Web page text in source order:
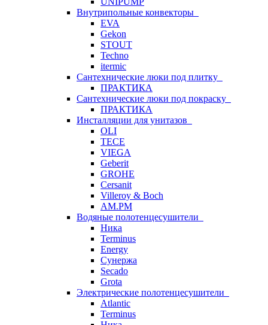
Внутрипольные конвекторы
EVA
Gekon
STOUT
Techno
itermic
Сантехнические люки под плитку
ПРАКТИКА
Сантехнические люки под покраску
ПРАКТИКА
Инсталляции для унитазов
OLI
TECE
VIEGA
Geberit
GROHE
Cersanit
Villeroy & Boch
AM.PM
Водяные полотенцесушители
Ника
Terminus
Energy
Сунержа
Secado
Grota
Электрические полотенцесушители
Atlantic
Terminus